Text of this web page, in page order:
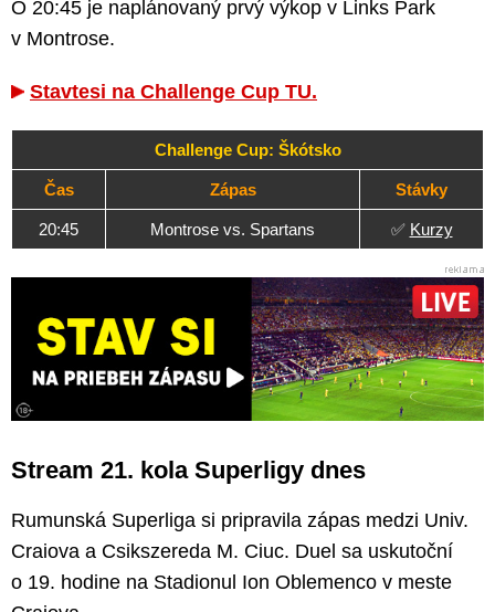
O 20:45 je naplánovaný prvý výkop v Links Park
v Montrose.
Stavtesi na Challenge Cup TU.
Challenge Cup: Škótsko
Čas Zápas Stávky
20:45 Montrose vs. Spartans ✅ Kurzy
Stream 21. kola Superligy dnes
Rumunská Superliga si pripravila zápas medzi Univ.
Craiova a Csikszereda M. Ciuc. Duel sa uskutoční
o 19. hodine na Stadionul Ion Oblemenco v meste